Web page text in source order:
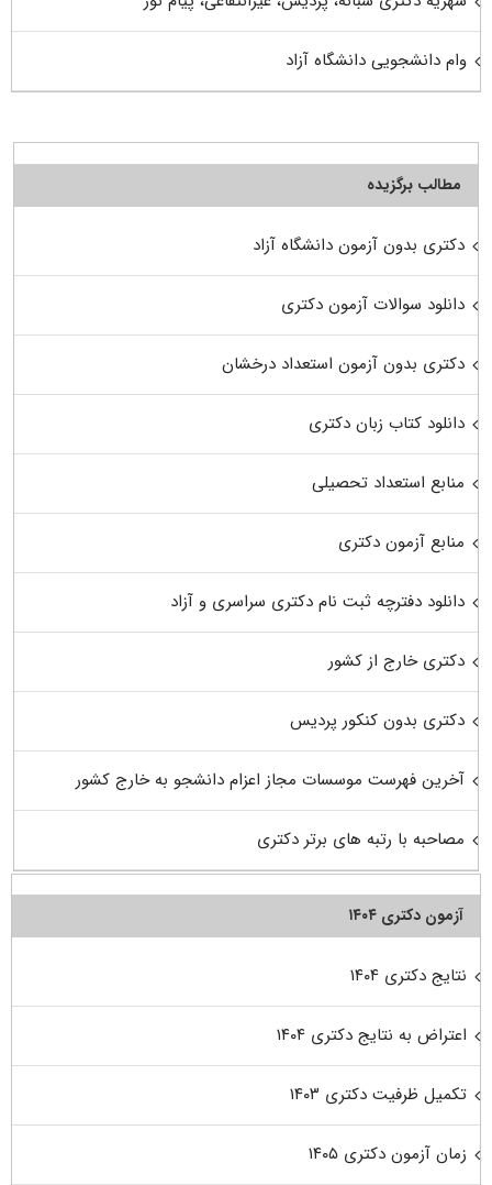
وام دانشجویی دانشگاه آزاد
مطالب برگزیده
دکتری بدون آزمون دانشگاه آزاد
دانلود سوالات آزمون دکتری
دکتری بدون آزمون استعداد درخشان
دانلود کتاب زبان دکتری
منابع استعداد تحصیلی
منابع آزمون دکتری
دانلود دفترچه ثبت نام دکتری سراسری و آزاد
دکتری خارج از کشور
دکتری بدون کنکور پردیس
آخرین فهرست موسسات مجاز اعزام دانشجو به خارج کشور
مصاحبه با رتبه های برتر دکتری
آزمون دکتری ۱۴۰۴
نتایج دکتری ۱۴۰۴
اعتراض به نتایج دکتری ۱۴۰۴
تکمیل ظرفیت دکتری ۱۴۰۳
زمان آزمون دکتری ۱۴۰۵